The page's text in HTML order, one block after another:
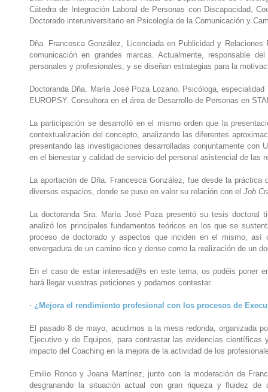
Cátedra de Integración Laboral de Personas con Discapacidad,
Doctorado interuniversitario en Psicología de la Comunicación y
Dña. Francesca González, Licenciada en Publicidad y
comunicación en grandes marcas. Actualmente, responsable
personales y profesionales, y se diseñan estrategias para la
Doctoranda Dña. María José Poza Lozano. Psicóloga,
EUROPSY. Consultora en el área de Desarrollo de Personas en
La participación se desarrolló en el mismo orden que la
contextualización del concepto, analizando las diferentes
presentando las investigaciones desarrolladas conjuntamente
en el bienestar y calidad de servicio del personal asistencial de las
La aportación de Dña. Francesca González, fue desde la
diversos espacios, donde se puso en valor su relación con el Job
La doctoranda Sra. María José Poza presentó su tesis
analizó los principales fundamentos teóricos en los que se
proceso de doctorado y aspectos que inciden en el mismo, así
envergadura de un camino rico y denso como la realización de un
En el caso de estar interesad@s en este tema, os podéis poner
hará llegar vuestras peticiones y podamos contestar.
· ¿Mejora el rendimiento profesional con los procesos de
El pasado 8 de mayo, acudimos a la mesa redonda, organizada
Ejecutivo y de Equipos, para contrastar las evidencias científicas
impacto del Coaching en la mejora de la actividad de los
Emilio Ronco y Joana Martínez, junto con la moderación de
desgranando la situación actual con gran riqueza y fluidez de